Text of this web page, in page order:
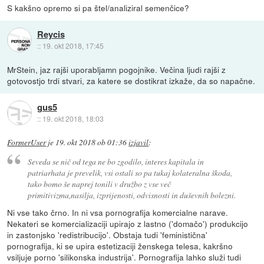
S kakšno opremo si pa štel/analiziral semenčice?
Reycis
:: 19. okt 2018, 17:45
MrStein, jaz rajši uporabljamn pogojnike. Večina ljudi rajši z
gotovostjo trdi stvari, za katere se dostikrat izkaže, da so napačne.
gus5
:: 19. okt 2018, 18:03
FormerUserje 19. okt 2018 ob 01:36izjavil:
Seveda se nič od tega ne bo zgodilo, interes kapitala in
patriarhata je prevelik, vsi ostali so pa tukaj kolateralna škoda,
tako bomo še naprej tonili v družbo z vse več
primitivizma,nasilja, izprijenosti, odvisnosti in duševnih bolezni.
Ni vse tako črno. In ni vsa pornografija komercialne narave.
Nekateri se komercializaciji upirajo z lastno ('domačo') produkcijo
in zastonjsko 'redistribucijo'. Obstaja tudi 'feministična'
pornografija, ki se upira estetizaciji ženskega telesa, kakršno
vsiljuje porno 'silikonska industrija'. Pornografija lahko služi tudi